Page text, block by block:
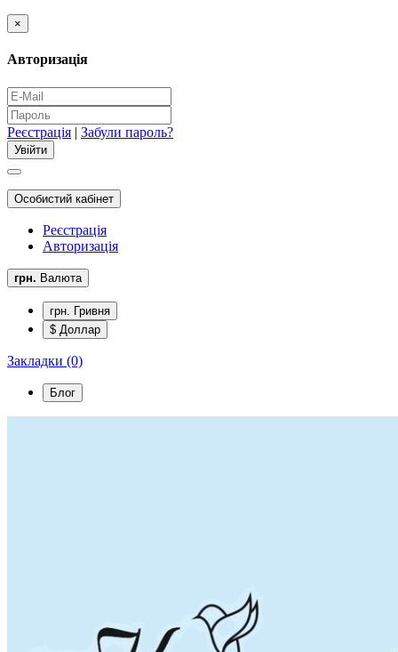
×
Авторизація
Реєстрація | Забули пароль?
Особистий кабінет
Реєстрація
Авторизація
грн. Валюта
грн. Гривня
$ Доллар
Закладки (0)
Блог